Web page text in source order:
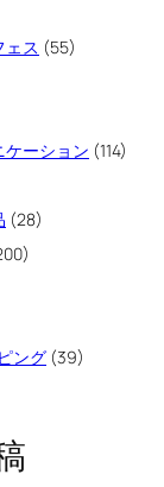
ス (55)
ーション (114)
(28)
ング (39)